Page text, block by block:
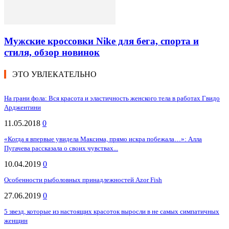
Мужские кроссовки Nike для бега, спорта и
стиля, обзор новинок
ЭТО УВЛЕКАТЕЛЬНО
На грани фола: Вся красота и эластичность женского тела в работах Гвидо
Арджентини
11.05.2018 0
«Когда я впервые увидела Максима, прямо искра побежала…»: Алла
Пугачева рассказала о своих чувствах...
10.04.2019 0
Особенности рыболовных принадлежностей Azor Fish
27.06.2019 0
5 звезд, которые из настоящих красоток выросли в не самых симпатичных
женщин